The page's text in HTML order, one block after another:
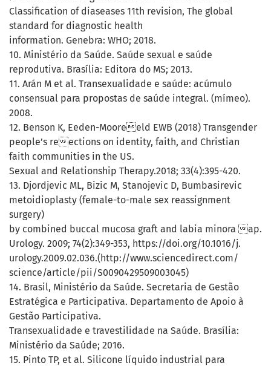
Classification of diaseases 11th revision, The global
standard for diagnostic health
information. Genebra: WHO; 2018.
10. Ministério da Saúde. Saúde sexual e saúde
reprodutiva. Brasília: Editora do MS; 2013.
11. Arán M et al. Transexualidade e saúde: acúmulo
consensual para propostas de saúde integral. (mímeo).
2008.
12. Benson K, Eeden-Mooreeld EWB (2018) Transgender
people’s reections on identity, faith, and Christian
faith communities in the US.
Sexual and Relationship Therapy.2018; 33(4):395-420.
13. Djordjevic ML, Bizic M, Stanojevic D, Bumbasirevic
metoidioplasty (female-to-male sex reassignment
surgery)
by combined buccal mucosa graft and labia minora ap.
Urology. 2009; 74(2):349-353, https://doi.org/10.1016/j.
urology.2009.02.036.(http://www.sciencedirect.com/
science/article/pii/S0090429509003045)
14. Brasil, Ministério da Saúde. Secretaria de Gestão
Estratégica e Participativa. Departamento de Apoio à
Gestão Participativa.
Transexualidade e travestilidade na Saúde. Brasília:
Ministério da Saúde; 2016.
15. Pinto TP, et al. Silicone líquido industrial para